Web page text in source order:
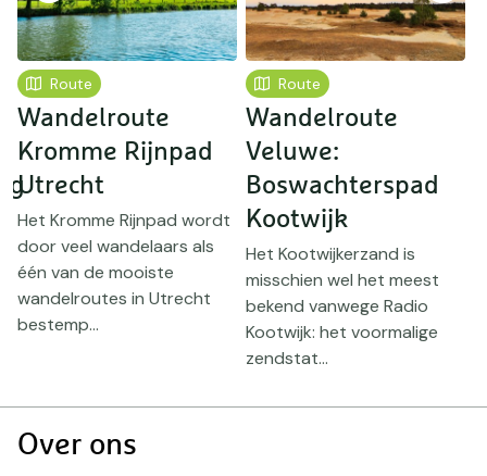
Route
Wandelroute
Kromme Rijnpad
Utrecht
Het Kromme Rijnpad wordt
door veel wandelaars als
één van de mooiste
wandelroutes in Utrecht
bestemp...
Route
Wandelroute
Veluwe:
Boswachterspad
Kootwijk
Het Kootwijkerzand is
misschien wel het meest
bekend vanwege Radio
Kootwijk: het voormalige
zendstat...
Doormat
Over ons